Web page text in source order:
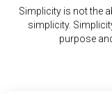
Simplicity is not the
simplicity.
purpose